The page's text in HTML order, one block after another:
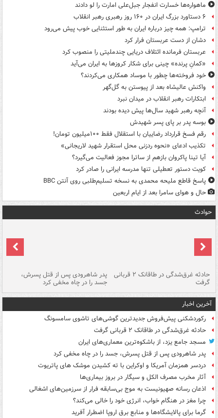
ماهواره‌ها خسارت انفجار جبل‌علی امارت را لو دادند
۶ دستاورد بزرگ ایران در ۱۶۰ روز رهبری رهبر انقلاب
ترامپ: همه چیز درباره ایران به طور استثنایی خوب پیش می‌رود
دشان از دست عربستان فرار کرد
عربستان فرمانده ائتلاف دریایی چندملیتی را منصوب کرد
«کمانِ پرنده» چینی برای شکار کروزها به ایران می‌آید
خود فروخته‌ها چطور با موساد همکاری می‌کردند؟
واکنش عالیشاه بعد از پیوستن به گل‌گهر
ابتکارات رهبر انقلاب در میدان نبرد
آنچه رهبر شهید سال‌ها پیش دیده بودند
بوسه‌ پدر بر پای پسر شهیدش
رقم فسخ قرارداد رضاییان با استقلال فقط ۱۰۰میلیون تومان!
تکذیب ادعای «نحوه ردزنی محل استقرار شهید لاریجانی»
آیا تینا پاکروان بازهم از ساترا مجوز فعالیت می‌گیرد؟
کویت دستور تعطیلی تنها مدرسه ایرانی را صادر کرد
پاسخ قاطع ملیحه محمدی به نسخه تسلیم‌طلبی روی آنتن BBC
حال و هوای سامرا بعد از ایام اربعین
حوادث
حادثه غرق‌شدگی در طاقانک ۲ قربانی
گرفت
پدر شاهرودی پس از قتل پسرش،
جسد را در چاه مخفی کرد
آخرین اخبار
رکوردشکنی پیش‌فروش جدیدترین گوشی‌های تاشوی سامسونگ
حادثه غرق‌شدگی در طاقانک ۲ قربانی گرفت
مسجد جامع یزد، از باشکوه‌ترین معماری‌های ایران
پدر شاهرودی پس از قتل پسرش، جسد را در چاه مخفی کرد
دردسر همزمان آمریکا و اوکراین با ته کشیدن موشک های پاتریوت
آثار مخرب مصرف الکل و سیگار در بروز بیماری‌ها
اذعان رسانه صهیونیست به موج بی‌سابقه فرار از سرزمین‌های اشغالی
چرا مغز در هنگام خواب، انرژی خود را خالی می‌کند؟
گرما برای پالایشگاه‌ها و منابع برق اروپا اضطرار آفرید